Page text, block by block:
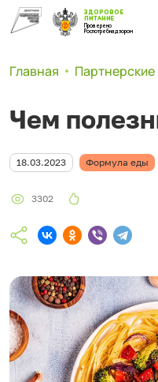
ЗДОРОВОЕ
ПИТАНИЕ
Проверено
Роспотребнадзором
Главная Партнерские
Чем
18.03.2023 Формула еды
3302